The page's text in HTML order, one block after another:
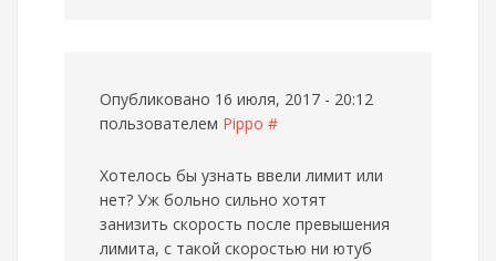
Опубликовано 16 июля, 2017 - 20:12
пользователем Pippo #
Хотелось бы узнать ввели лимит или
нет? Уж больно сильно хотят
занизить скорость после превышения
лимита, с такой скоростью ни ютуб